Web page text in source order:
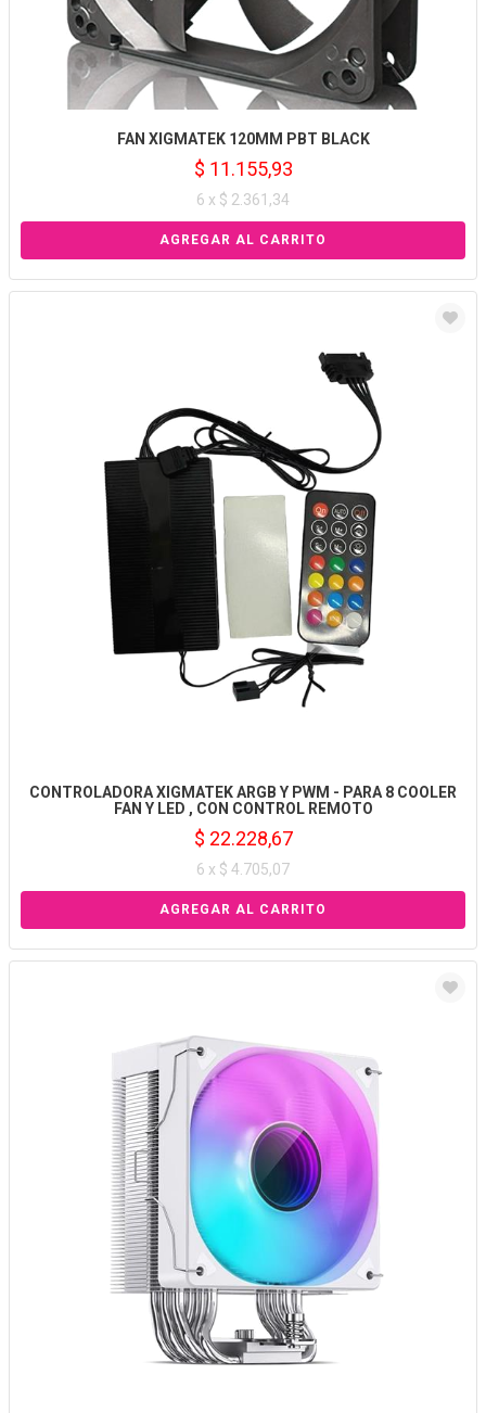
FAN XIGMATEK 120MM PBT BLACK
$ 11.155,93
6 x $ 2.361,34
CONTROLADORA XIGMATEK ARGB Y PWM - PARA 8 COOLER
FAN Y LED , CON CONTROL REMOTO
$ 22.228,67
6 x $ 4.705,07